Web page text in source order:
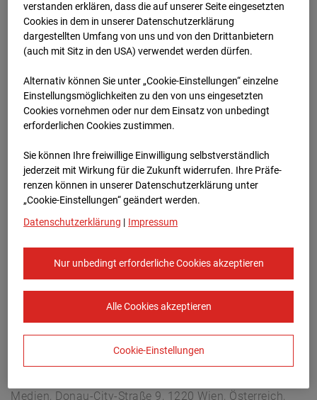
BC-114 BV-Ausbau
Bonatzbau -Cam2
Arnulf Klett Platz, 70173 Stuttgart
Zur Übersicht
Europe/Berlin
Medien, Donau-City-Straße 9, 1220 Wien, Österreich,
ver­standen erklären, dass die auf unserer Seite eingesetzten
Cookies in dem in unserer Datenschutzerklärung
dargestellten Umfang von uns und von den Drittanbietern
(auch mit Sitz in den USA) verwendet werden dürfen.
Alternativ können Sie unter „Cookie-Einstellungen“ einzelne
Einstellungsmöglichkeiten zu den von uns eingesetzten
Cookies vornehmen oder nur dem Einsatz von unbedingt
erforderlichen Cookies zustimmen.
Sie können Ihre freiwillige Einwilligung selbstverständlich
jederzeit mit Wirkung für die Zukunft widerrufen. Ihre Prä­fe­
renzen können in unserer Datenschutzerklärung unter
„Cookie-Einstellungen“ geändert werden.
Datenschutzerklärung | Impressum
Nur unbedingt erforderliche Cookies akzeptieren
Alle Cookies akzeptieren
Cookie-Einstellungen